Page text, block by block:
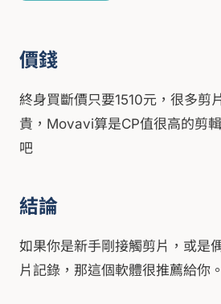
價錢
終身買斷價只要1510元，很多剪
貴，Movavi算是CP值很高的剪
吧
結論
如果你是新手剛接觸剪片，或是
片記錄，那這個軟體很推薦給你。